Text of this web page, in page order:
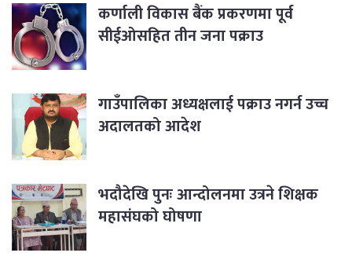
कर्णाली विकास बैंक प्रकरणमा पूर्व
सीईओसहित तीन जना पक्राउ
गाउँपालिका अध्यक्षलाई पक्राउ नगर्न उच्च
अदालतको आदेश
भदौदेखि पुनः आन्दोलनमा उत्रने शिक्षक
महासंघको घोषणा